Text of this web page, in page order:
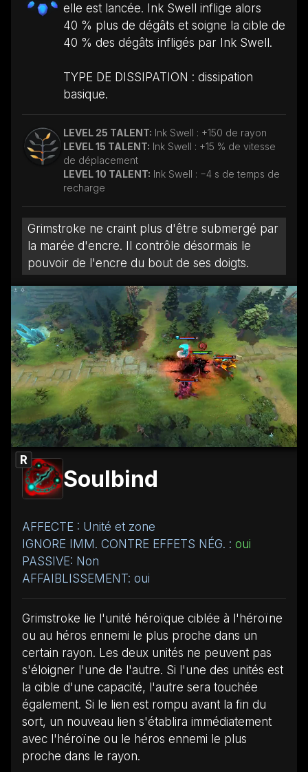
elle est lancée. Ink Swell inflige alors
40 % plus de dégâts et soigne la cible de
40 % des dégâts infligés par Ink Swell.
TYPE DE DISSIPATION : dissipation
basique.
LEVEL 25 TALENT: Ink Swell : +150 de rayon
LEVEL 15 TALENT: Ink Swell : +15 % de vitesse
de déplacement
LEVEL 10 TALENT: Ink Swell : −4 s de temps de
recharge
Grimstroke ne craint plus d'être submergé par
la marée d'encre. Il contrôle désormais le
pouvoir de l'encre du bout de ses doigts.
R
Soulbind
AFFECTE : Unité et zone
IGNORE IMM. CONTRE EFFETS NÉG. : oui
PASSIVE: Non
AFFAIBLISSEMENT: oui
Grimstroke lie l'unité héroïque ciblée à l'héroïne
ou au héros ennemi le plus proche dans un
certain rayon. Les deux unités ne peuvent pas
s'éloigner l'une de l'autre. Si l'une des unités est
la cible d'une capacité, l'autre sera touchée
également. Si le lien est rompu avant la fin du
sort, un nouveau lien s'établira immédiatement
avec l'héroïne ou le héros ennemi le plus
proche dans le rayon.